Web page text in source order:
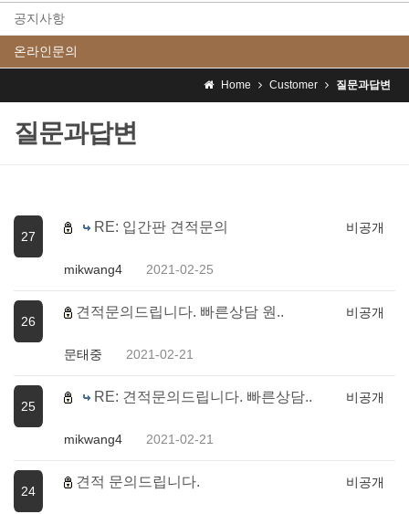
공지사항
온라인문의
Home Customer 질문과답변
질문과답변
27
RE: 입간판 견적문의
mikwang4 2021-02-25
비공개
26
견적문의드립니다. 빠른상담 원..
문태중 2021-02-21
비공개
25
RE: 견적문의드립니다. 빠른상담..
mikwang4 2021-02-21
비공개
24
견적 문의드립니다. 비공개